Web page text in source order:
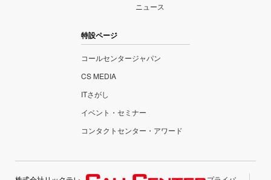
ニュース
特設ページ
コールセンタージャパン
CS MEDIA
ITさがし
イベント・セミナー
コンタクトセンター・アワード